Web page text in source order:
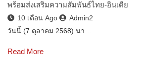
พร้อมส่งเสริมความสัมพันธ์ไทย-อินเดีย
10 เดือน Ago
Admin2
วันนี้ (7 ตุลาคม 2568) นา…
Read More